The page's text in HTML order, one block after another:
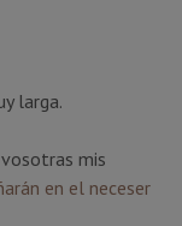
larga.
mis
en el neceser